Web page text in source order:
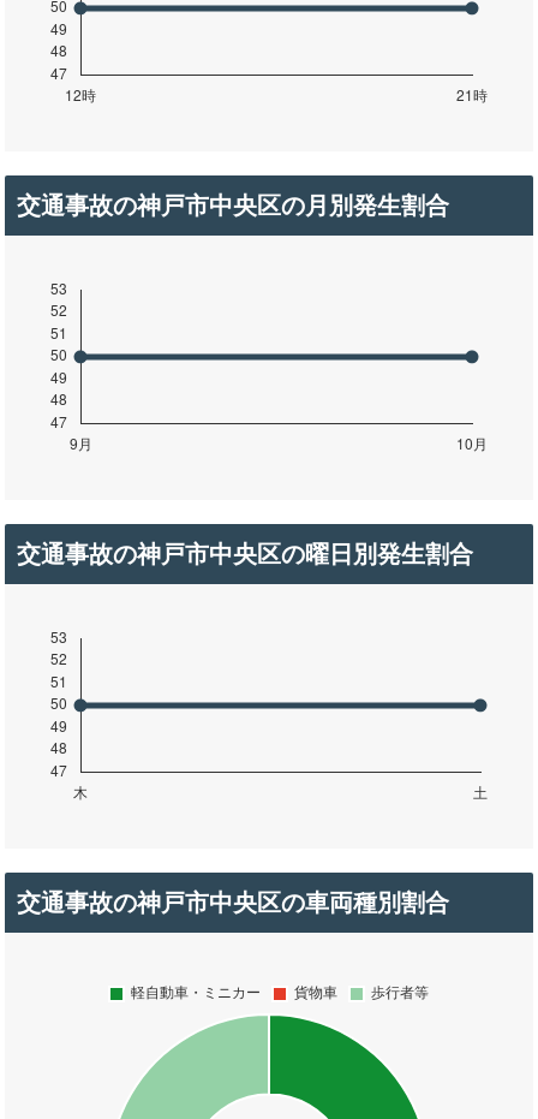
交通事故の神戸市中央区の月別発生割合
交通事故の神戸市中央区の曜日別発生割合
交通事故の神戸市中央区の車両種別割合